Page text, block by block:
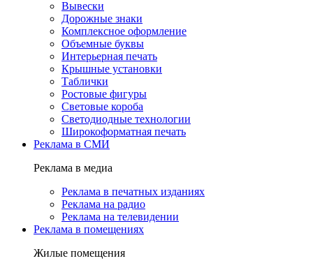
Вывески
Дорожные знаки
Комплексное оформление
Объемные буквы
Интерьерная печать
Крышные установки
Таблички
Ростовые фигуры
Световые короба
Светодиодные технологии
Широкоформатная печать
Реклама в СМИ
Реклама в медиа
Реклама в печатных изданиях
Реклама на радио
Реклама на телевидении
Реклама в помещениях
Жилые помещения